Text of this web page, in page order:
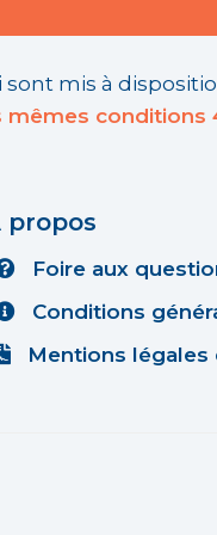
mis à
conditions
propos
Foire aux
Conditions
Mentions légales